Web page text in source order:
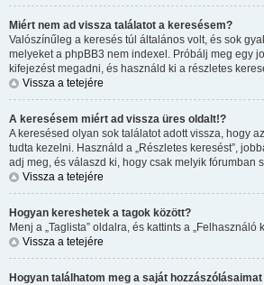
Miért nem ad vissza találatot a keresésem?
Valószínűleg a keresés túl általános volt, és sok
melyeket a phpBB3 nem indexel. Próbálj meg egy
kifejezést megadni, és használd ki a részletes
Vissza a tetejére
A keresésem miért ad vissza üres oldalt!?
A keresésed olyan sok találatot adott vissza, hogy
tudta kezelni. Használd a „Részletes keresést”,
adj meg, és válaszd ki, hogy csak melyik fórumban
Vissza a tetejére
Hogyan kereshetek a tagok között?
Menj a „Taglista” oldalra, és kattints a „Felhasználó
Vissza a tetejére
Hogyan találhatom meg a saját